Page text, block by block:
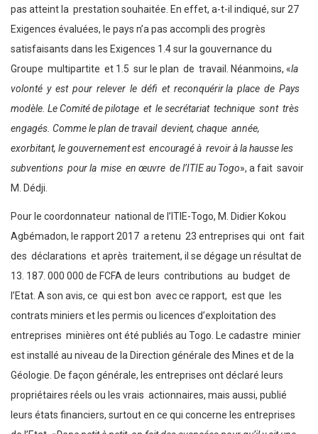
pas atteint la prestation souhaitée. En effet, a-t-il indiqué, sur 27
Exigences évaluées, le pays n’a pas accompli des progrès
satisfaisants dans les Exigences 1.4 sur la gouvernance du
Groupe multipartite et 1.5 sur le plan de travail. Néanmoins, «la
volonté y est pour relever le défi et reconquérir la place de Pays
modèle. Le Comité de pilotage et le secrétariat technique sont très
engagés. Comme le plan de travail devient, chaque année,
exorbitant, le gouvernement est encouragé à revoir à la hausse les
subventions pour la mise en œuvre de l’ITIE au Togo», a fait savoir
M. Dédji.
Pour le coordonnateur national de l’ITIE-Togo, M. Didier Kokou
Agbémadon, le rapport 2017 a retenu 23 entreprises qui ont fait
des déclarations et après traitement, il se dégage un résultat de
13. 187. 000 000 de FCFA de leurs contributions au budget de
l’Etat. A son avis, ce qui est bon avec ce rapport, est que les
contrats miniers et les permis ou licences d’exploitation des
entreprises minières ont été publiés au Togo. Le cadastre minier
est installé au niveau de la Direction générale des Mines et de la
Géologie. De façon générale, les entreprises ont déclaré leurs
propriétaires réels ou les vrais actionnaires, mais aussi, publié
leurs états financiers, surtout en ce qui concerne les entreprises